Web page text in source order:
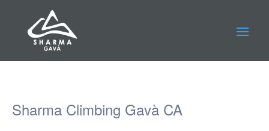
Sharma Climbing Gavà CA